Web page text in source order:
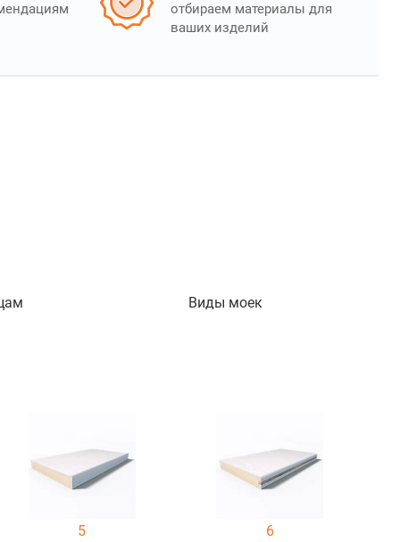
отбираем материалы для
ваших изделий
Виды моек
5 6